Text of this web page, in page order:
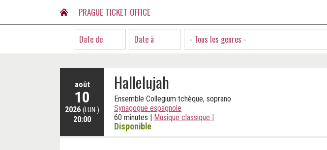
PRAGUE TICKET OFFICE
- Tous les genres -
août
10
2026 (LUN.)
20:00
Hallelujah
Ensemble Collegium tchèque, soprano
Synagogue espagnole
60 minutes | Musique classique |
Disponible